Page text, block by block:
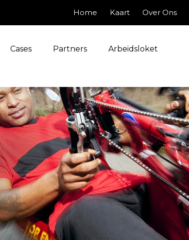
Home Kaart Over Ons
Cases Partners Arbeidsloket